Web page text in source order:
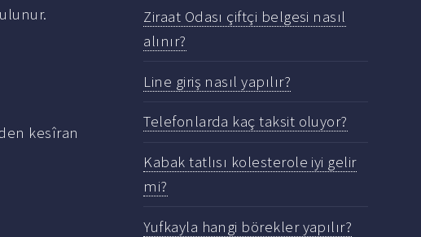
kesîran
Ziraat Odası çiftçi belgesi nasıl
alınır?
Line giriş nasıl yapılır?
Telefonlarda kaç taksit oluyor?
Kabak tatlısı kolesterole iyi gelir
mi?
Yufkayla hangi börekler yapılır?